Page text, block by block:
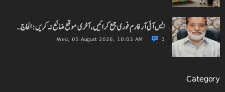
ایس آئی آر فارم فوری جمع کرائیں، آخری موقع ضائع نہ کریں: الحاج…
Wed, 05 August 2026, 10:03 AM 0
Category